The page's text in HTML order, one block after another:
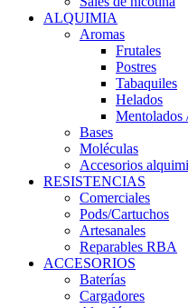
ALQUIMIA
Aromas
Frutales
Postres
Tabaquiles
Helados
Mentolados
Bases
Moléculas
Accesorios
RESISTENCIAS
Comerciales
Pods/Cartuchos
Artesanales
Reparables RBA
ACCESORIOS
Baterías
Cargadores